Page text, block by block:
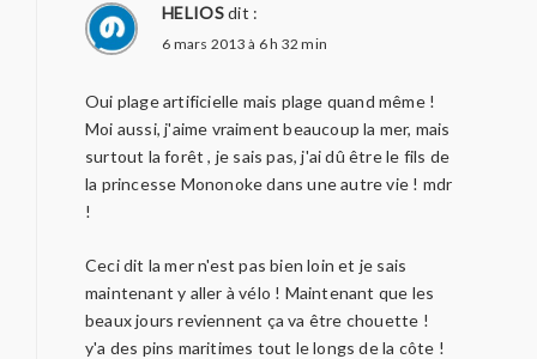
HELIOSdit :
6 mars 2013 à 6 h 32 min
Oui plage artificielle mais plage quand même !
Moi aussi, j'aime vraiment beaucoup la mer, mais
surtout la forêt , je sais pas, j'ai dû être le fils de
la princesse Mononoke dans une autre vie ! mdr
!
Ceci dit la mer n'est pas bien loin et je sais
maintenant y aller à vélo ! Maintenant que les
beaux jours reviennent ça va être chouette !
y'a des pins maritimes tout le longs de la côte !